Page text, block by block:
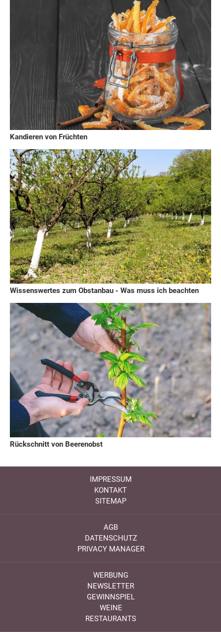
Kandieren von Früchten
Wissenswertes zum Obstanbau - Was muss ich beachten
Rückschnitt von Beerenobst
IMPRESSUM
KONTAKT
SITEMAP
AGB
DATENSCHUTZ
PRIVACY MANAGER
WERBUNG
NEWSLETTER
GEWINNSPIEL
WEINE
RESTAURANTS